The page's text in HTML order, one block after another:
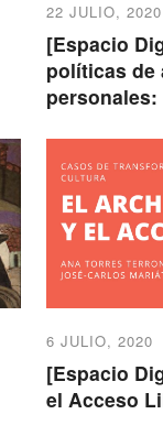
22 JULIO, 2020
[Espacio
políticas de
personales:
6 JULIO, 2020
[Espacio
el Acceso